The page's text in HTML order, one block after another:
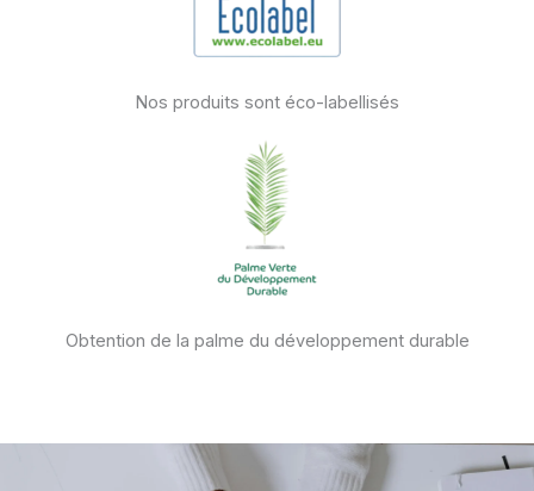
Nos produits sont éco-labellisés
Obtention de la palme du développement durable